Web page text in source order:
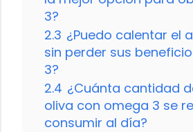
3?
2.3 ¿Puedo calentar el
sin perder sus
3?
2.4 ¿Cuánta cantidad
oliva con omega 3 se
consumir al día?